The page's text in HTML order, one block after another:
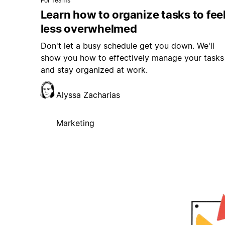
Learn how to organize tasks to
less overwhelmed
Don't let a busy schedule get you down. We'll
show you how to effectively manage your tasks
and stay organized at work.
Alyssa Zacharias
Marketing